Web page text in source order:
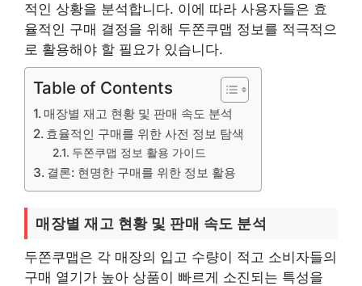
적인 상황을 분석합니다. 이에 따라 사용자들은 효
율적인 구매 결정을 위해 두쫀쿠맵 정보를 적극적으
로 활용해야 할 필요가 있습니다.
Table of Contents
매장별 재고 현황 및 판매 속도 분석
효율적인 구매를 위한 사전 정보 탐색
두쫀쿠맵 정보 활용 가이드
결론: 현명한 구매를 위한 정보 활용
매장별 재고 현황 및 판매 속도 분석
두쫀쿠맵은 각 매장의 입고 수량이 적고 소비자들의
구매 열기가 높아 상품이 빠르게 소진되는 특성을